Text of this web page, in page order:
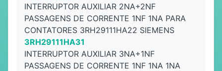
INTERRUPTOR AUXILIAR 2NA+2NF
PASSAGENS DE CORRENTE 1NF 1NA PARA
CONTATORES 3RH29111HA22 SIEMENS
3RH29111HA31
INTERRUPTOR AUXILIAR 3NA+1NF
PASSAGENS DE CORRENTE 1NF 1NA 1NA